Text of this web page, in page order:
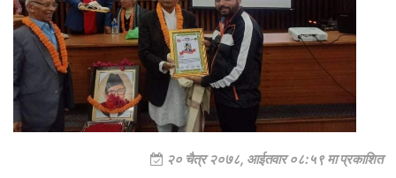
२० चैत्र २०७८, आईतवार ०८:५९ मा प्रकाशित